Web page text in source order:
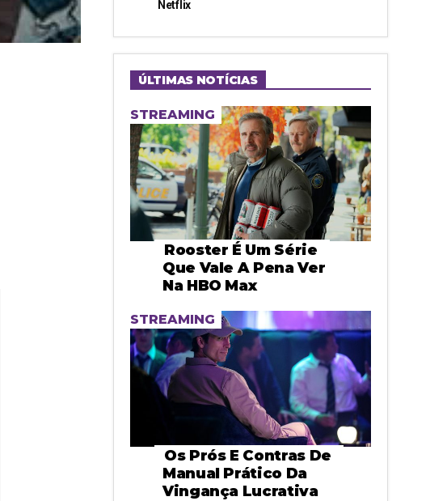
Netflix
ÚLTIMAS NOTÍCIAS
STREAMING
Rooster É Um Série
Que Vale A Pena Ver
Na HBO Max
STREAMING
Os Prós E Contras De
Manual Prático Da
Vingança Lucrativa